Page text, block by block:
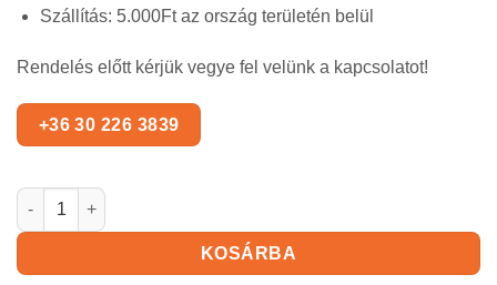
Szállítás: 5.000Ft az ország területén belül
Rendelés előtt kérjük vegye fel velünk a kapcsolatot!
IVECO DAILY ABS kocka mennyiség
KOSÁRBA